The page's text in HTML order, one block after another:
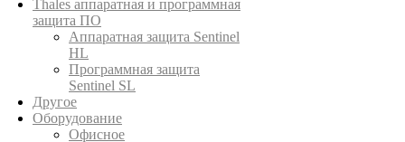
Thales аппаратная и программная
защита ПО
Аппаратная защита Sentinel
HL
Программная защита
Sentinel SL
Другое
Оборудование
Офисное